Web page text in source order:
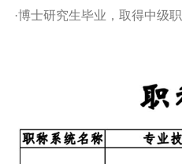
·博士研究生毕业，取得中级